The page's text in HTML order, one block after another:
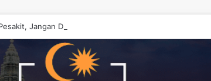
Jangan Diputarbelitkan – Hasrunizah